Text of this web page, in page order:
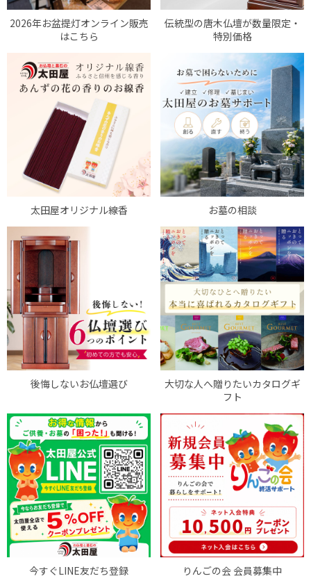
2026年お盆提灯オンライン販売
はこちら
伝統型の唐木仏壇が数量限定・
特別価格
太田屋オリジナル線香 お墓の相談
後悔しないお仏壇選び
大切な人へ贈りたいカタログギ
フト
今すぐLINE友だち登録 りんごの会 会員募集中